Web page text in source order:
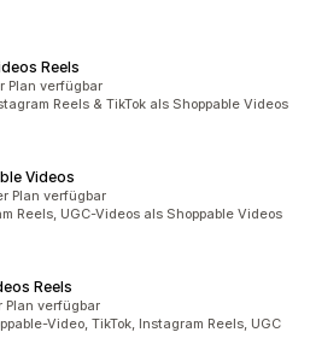
Reels
Plan verfügbar
Reels & TikTok als Shoppable Videos
Videos
Plan verfügbar
Reels, UGC-Videos als Shoppable Videos
Reels
Plan verfügbar
Video, TikTok, Instagram Reels, UGC